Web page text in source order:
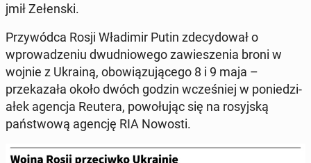
jmił Zełen­s­ki.
Przy­wód­ca Rosji Władimir Putin zde­cy­dował o
wprowadze­niu dwud­niowego za­w­ieszenia broni w
wojnie z Ukrainą, obow­iązu­jącego 8 i 9 maja –
przekaza­ła około dwóch godzin wcześniej w poniedzi­
ałek agencja Reutera, powołu­jąc się na rosyjską
państ­wową agencję RIA Nowosti.